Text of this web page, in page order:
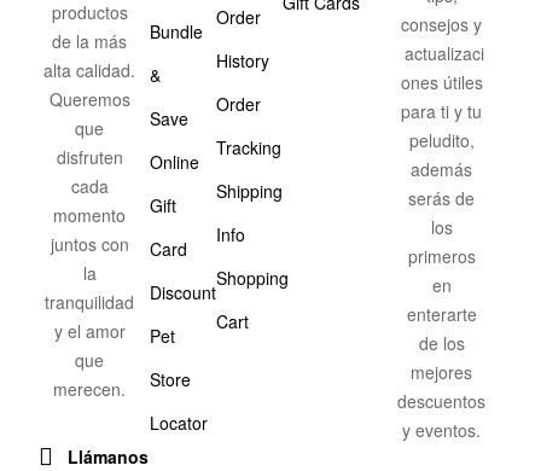
productos
de la más
alta calidad.
Queremos
que
disfruten
cada
momento
juntos con
la
tranquilidad
y el amor
que
merecen.
Llámanos
Bundle
&
Save
Online
Gift
Card
Discount
Pet
Store
Locator
Order
History
Order
Tracking
Shipping
Info
Shopping
Cart
consejos y
actualizaci
ones útiles
para ti y tu
peludito,
además
serás de
los
primeros
en
enterarte
de los
mejores
descuentos
y eventos.